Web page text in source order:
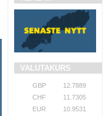
VALUTAKURS
GBP
12.7889
CHF
11.7305
EUR
10.9531